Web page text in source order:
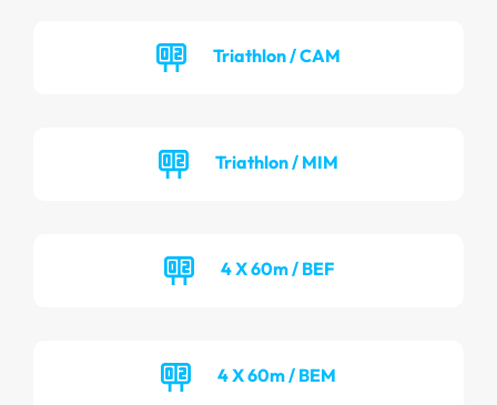
Triathlon / CAM
Triathlon / MIM
4 X 60m / BEF
4 X 60m / BEM